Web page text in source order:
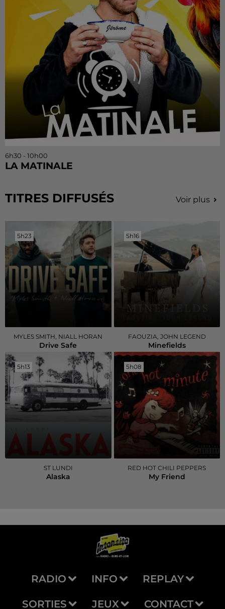
6h30 - 10h00
LA MATINALE
TITRES DIFFUSÉS Voir plus
5h23
5h23
MYLES SMITH, NIALL HORAN
Drive Safe
5h16
5h16
FAOUZIA, JOHN LEGEND
Minefields
5h13
5h13
ST LUNDI
Alaska
5h08
5h08
RED HOT CHILI PEPPERS
My Friend
RADIO INFO REPLAY
SORTIES JEUX CONTACT